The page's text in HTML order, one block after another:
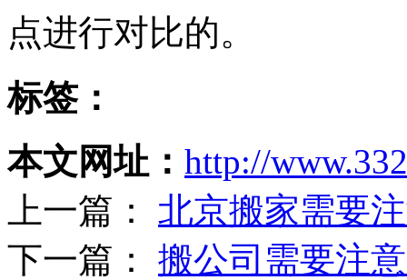
点进行对比的。
标签：
本文网址： http://
上一篇： 北京搬家需要
下一篇： 搬公司需要注